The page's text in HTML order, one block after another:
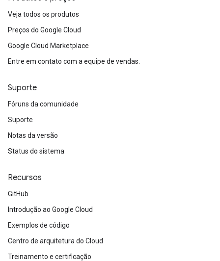
Veja todos os produtos
Preços do Google Cloud
Google Cloud Marketplace
Entre em contato com a equipe de vendas.
Suporte
Fóruns da comunidade
Suporte
Notas da versão
Status do sistema
Recursos
GitHub
Introdução ao Google Cloud
Exemplos de código
Centro de arquitetura do Cloud
Treinamento e certificação